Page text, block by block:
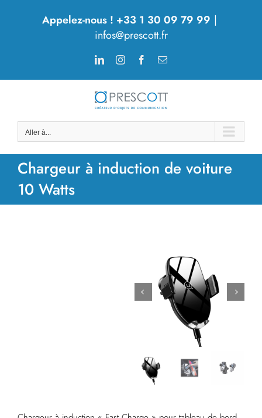
Appelez-nous ! +33 1 30 09 79 99 |
infos@prescott.fr
LinkedInInstagramFacebook
Email
Aller à...
Chargeur à induction de voiture
10 Watts